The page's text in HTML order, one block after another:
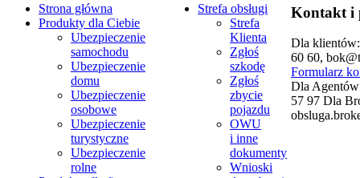
Strona główna
Produkty dla Ciebie
Ubezpieczenie
samochodu
Ubezpieczenie
domu
Ubezpieczenie
osobowe
Ubezpieczenie
turystyczne
Ubezpieczenie
rolne
Strefa obsługi
Strefa
Klienta
Zgłoś
szkodę
Zgłoś
zbycie
pojazdu
OWU
i inne
dokumenty
Wnioski
Kontakt i
Dla klientów:
60 60,
Formularz
Dla
57 97 Dla